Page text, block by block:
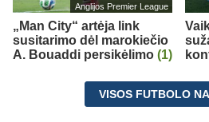
Anglijos Premier League
„Man City“ artėja link
susitarimo dėl marokiečio
A. Bouaddi persikėlimo (1)
VISOS FUTBOLO